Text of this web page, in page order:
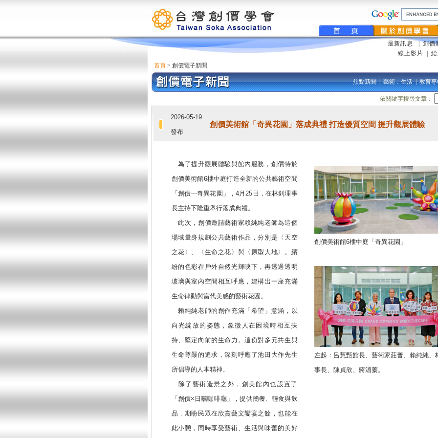
最新訊息 | 創價
線上影片
首頁> 創價電子新聞
焦點新聞|藝術．生活|教育專
依關鍵字搜尋文章：
2026-05-19
發布
創價美術館「奇異花園」落成典禮 打造優質空間 提升觀展體驗
為了提升觀展體驗與館內服務，創價特於
創價美術館6樓中庭打造全新的公共藝術空間
「創價—奇異花園」，4月25日，在林釗理事
長主持下隆重舉行落成典禮。
此次，創價邀請藝術家賴純純老師為這個
場域量身規劃公共藝術作品，分別是〈天空
之花〉、〈生命之花〉與〈原型大地〉。繽
紛的色彩在戶外自然光輝映下，再透過透明
玻璃與室內空間相互呼應，建構出一座充滿
生命律動與當代美感的藝術花園。
賴純純老師的創作充滿「希望」意涵，以
向光綻放的姿態，象徵人在困境時相互扶
持、堅定向前的生命力。這份對多元共生與
生命尊嚴的追求，深刻呼應了池田大作先生
所倡導的人本精神。
除了藝術造景之外，創美館內也設置了
「創價×日嚐咖啡廳」，提供簡餐、輕食與飲
品，期盼民眾在欣賞藝文饗宴之餘，也能在
此小憩，同時享受藝術、生活與味蕾的美好
創價美術館6樓中庭「奇異花園」
左起：呂慧甄館長、藝術家莊普、賴純純、
事長、陳貞欣、蔣湄蓁。